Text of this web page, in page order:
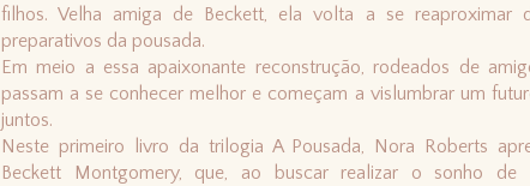
filhos. Velha amiga de Beckett, ela volta a se reaproximar
preparativos da pousada.
Em meio a essa apaixonante reconstrução, rodeados de
passam a se conhecer melhor e começam a vislumbrar um
juntos.
Neste primeiro livro da trilogia A Pousada, Nora Roberts
Beckett Montgomery, que, ao buscar realizar o sonho de